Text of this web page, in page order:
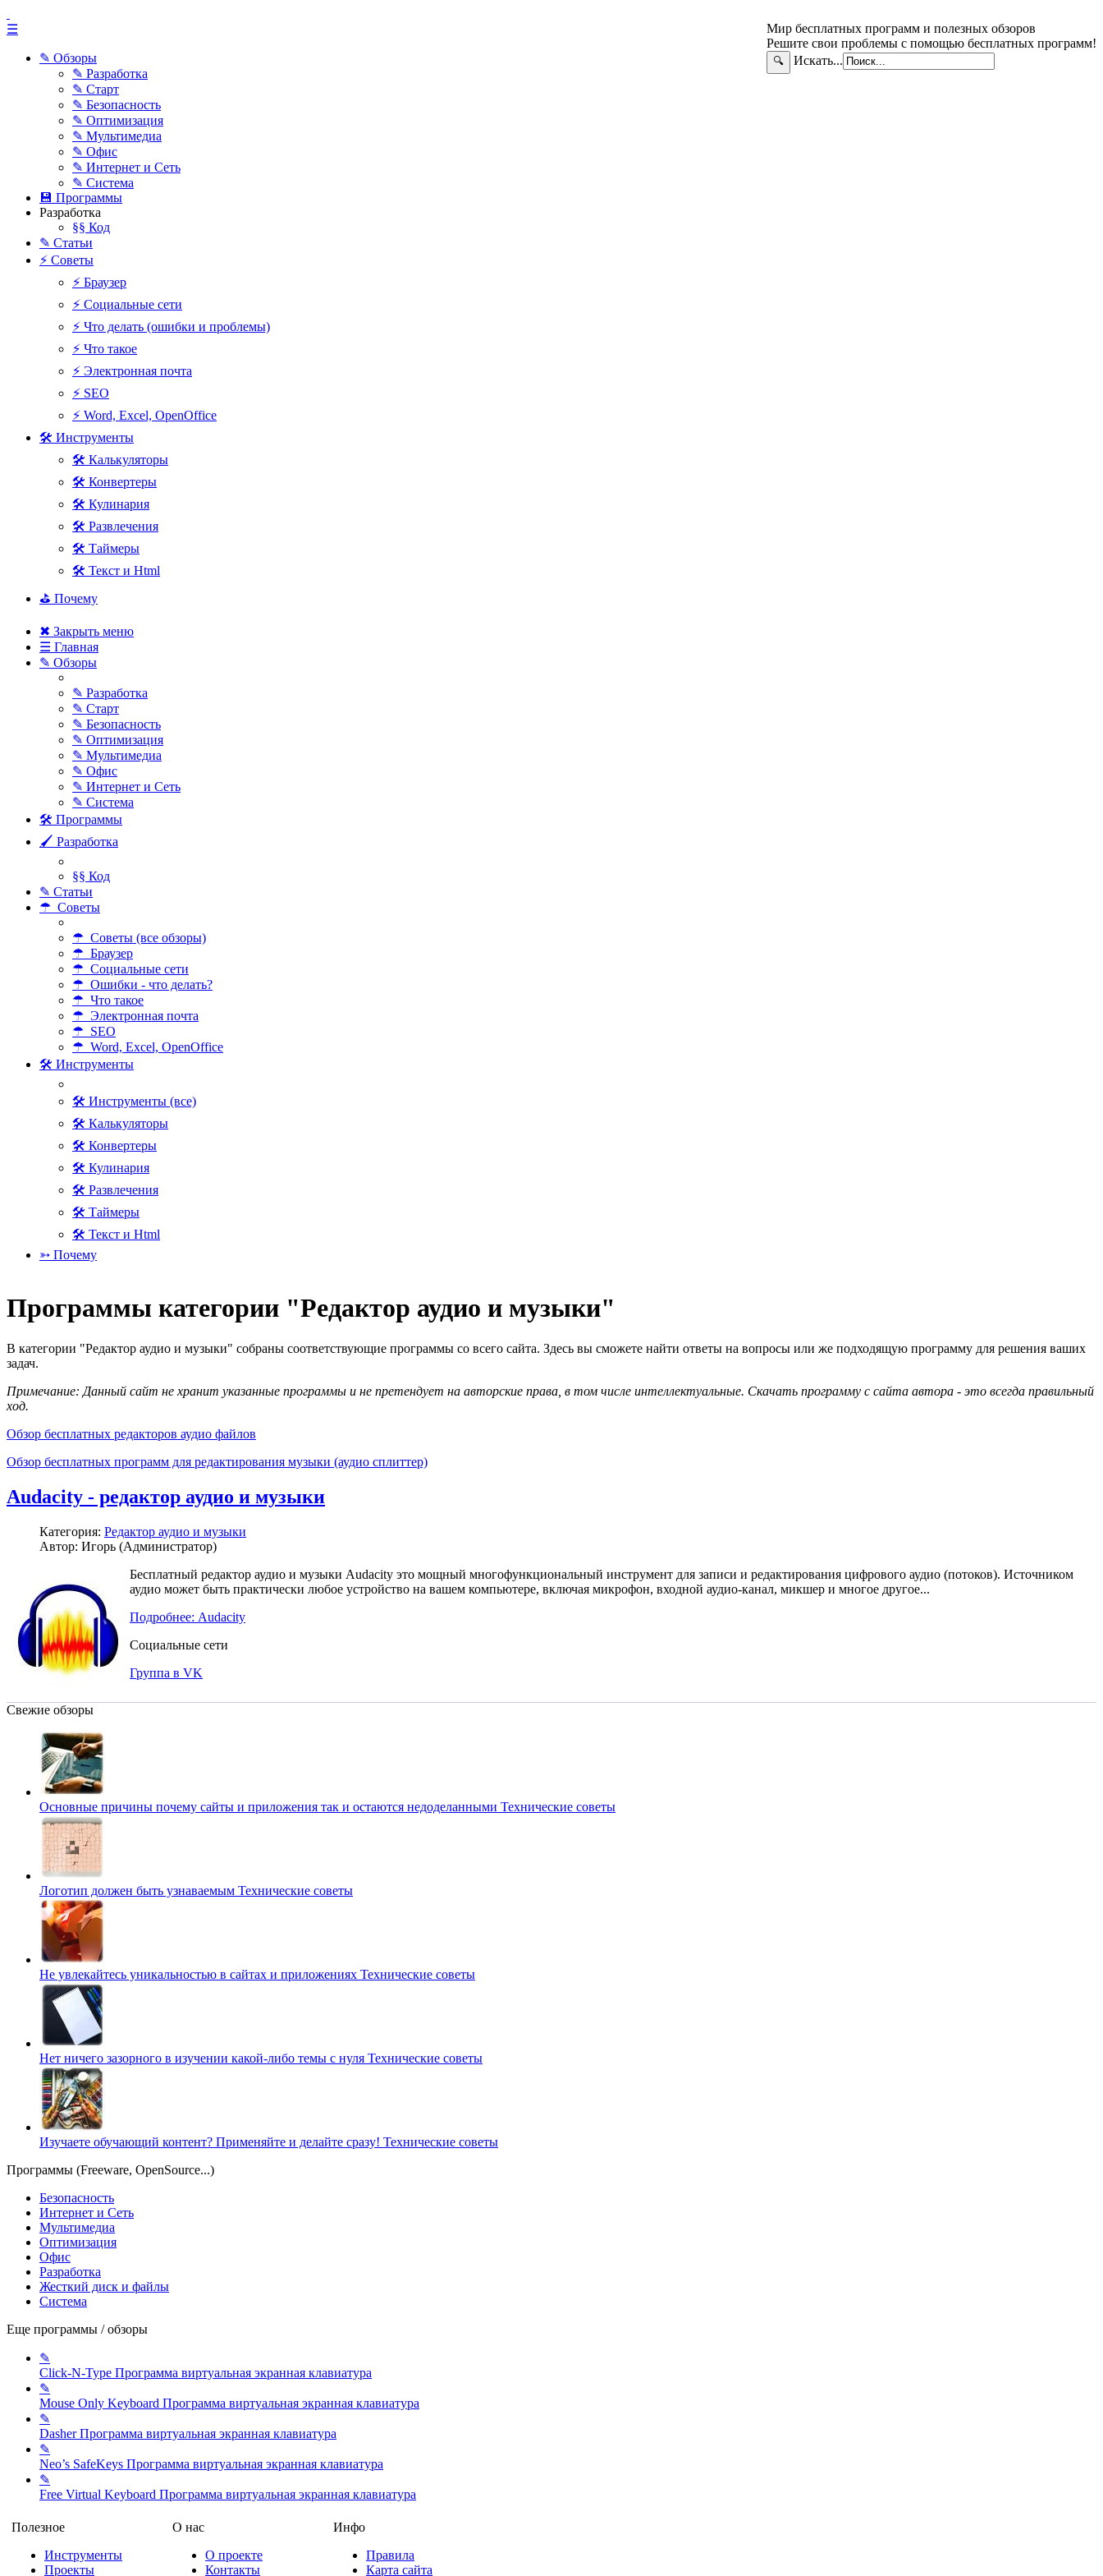
Мир бесплатных программ и полезных обзоров
Решите свои проблемы с помощью бесплатных программ!
🔍 Искать...
☰
✎ Обзоры
✎ Разработка
✎ Старт
✎ Безопасность
✎ Оптимизация
✎ Мультимедиа
✎ Офис
✎ Интернет и Сеть
✎ Система
💾 Программы
Разработка
§§ Код
✎ Статьи
⚡ Советы
⚡ Браузер
⚡ Социальные сети
⚡ Что делать (ошибки и проблемы)
⚡ Что такое
⚡ Электронная почта
⚡ SEO
⚡ Word, Excel, OpenOffice
🛠 Инструменты
🛠 Калькуляторы
🛠 Конвертеры
🛠 Кулинария
🛠 Развлечения
🛠 Таймеры
🛠 Текст и Html
⛳ Почему
✖ Закрыть меню
☰ Главная
✎ Обзоры
✎ Разработка
✎ Старт
✎ Безопасность
✎ Оптимизация
✎ Мультимедиа
✎ Офис
✎ Интернет и Сеть
✎ Система
🛠 Программы
🖌 Разработка
§§ Код
✎ Статьи
☂ Советы
☂ Советы (все обзоры)
☂ Браузер
☂ Социальные сети
☂ Ошибки - что делать?
☂ Что такое
☂ Электронная почта
☂ SEO
☂ Word, Excel, OpenOffice
🛠 Инструменты
🛠 Инструменты (все)
🛠 Калькуляторы
🛠 Конвертеры
🛠 Кулинария
🛠 Развлечения
🛠 Таймеры
🛠 Текст и Html
➳ Почему
Программы категории "Редактор аудио и музыки"
В категории "Редактор аудио и музыки" собраны соответствующие программы со всего сайта. Здесь вы сможете найти ответы на вопросы или же подходящую программу для решения ваших
задач.
Примечание: Данный сайт не хранит указанные программы и не претендует на авторские права, в том числе интеллектуальные. Скачать программу с сайта автора - это всегда правильный
ход.
Обзор бесплатных редакторов аудио файлов
Обзор бесплатных программ для редактирования музыки (аудио сплиттер)
Audacity - редактор аудио и музыки
Категория: Редактор аудио и музыки
Автор: Игорь (Администратор)
Бесплатный редактор аудио и музыки Audacity это мощный многофункциональный инструмент для записи и редактирования цифрового аудио (потоков). Источником
аудио может быть практически любое устройство на вашем компьютере, включая микрофон, входной аудио-канал, микшер и многое другое...
Подробнее: Audacity
Социальные сети
Группа в VK
Свежие обзоры
Основные причины почему сайты и приложения так и остаются недоделанными Технические советы
Логотип должен быть узнаваемым Технические советы
Не увлекайтесь уникальностью в сайтах и приложениях Технические советы
Нет ничего зазорного в изучении какой-либо темы с нуля Технические советы
Изучаете обучающий контент? Применяйте и делайте сразу! Технические советы
Программы (Freeware, OpenSource...)
Безопасность
Интернет и Сеть
Мультимедиа
Оптимизация
Офис
Разработка
Жесткий диск и файлы
Система
Еще программы / обзоры
✎
Click-N-Type Программа виртуальная экранная клавиатура
✎
Mouse Only Keyboard Программа виртуальная экранная клавиатура
✎
DasherПрограмма виртуальная экранная клавиатура
✎
Neo’s SafeKeys Программа виртуальная экранная клавиатура
✎
Free Virtual Keyboard Программа виртуальная экранная клавиатура
Полезное
Инструменты
Проекты
О нас
О проекте
Контакты
Инфо
Правила
Карта сайта